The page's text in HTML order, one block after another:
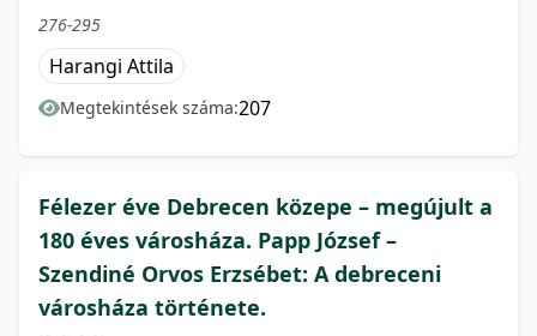
276-295
Harangi Attila
Megtekintések száma:207
Félezer éve Debrecen közepe – megújult a
180 éves városháza. Papp József –
Szendiné Orvos Erzsébet: A debreceni
városháza története.